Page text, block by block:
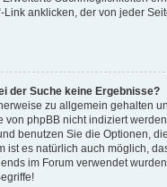
Link anklicken, der von jeder
der Suche keine Ergebnisse?
zu allgemein gehalten
von phpBB nicht indiziert
benutzen Sie die Optionen,
ist es natürlich auch möglich,
im Forum verwendet